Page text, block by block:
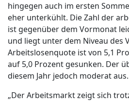
hingegen auch im ersten
eher unterkühlt. Die Zahl der
ist gegenüber dem Vormonat
und liegt unter dem Niveau des
Arbeitslosenquote ist von 5,1
auf 5,0 Prozent gesunken. Der
diesem Jahr jedoch moderat aus.
„Der Arbeitsmarkt zeigt sich